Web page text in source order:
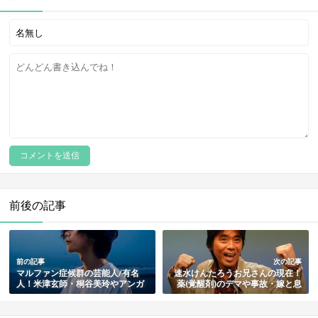
前後の記事
前の記事
マルファン症候群の芸能人/有名
人！米津玄師・桐谷美玲やアンガ
ールズは？・顔つきや体の特徴も
次の記事
速水けんたろうお兄さんの現在！
薬(覚醒剤)のデマや事故・嫁と息
子・コロナ感染とその後まとめ